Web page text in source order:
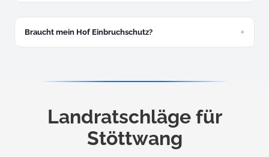
Standardeinsätzen.
Braucht mein Hof Einbruchschutz?
Landratschläge für
Stöttwang